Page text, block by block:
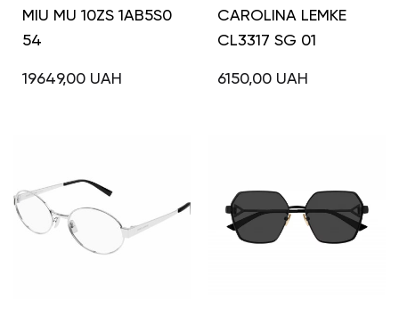
MIU MU 10ZS 1AB5S0
54
19649,00 UAH
CAROLINA LEMKE
CL3317 SG 01
6150,00 UAH